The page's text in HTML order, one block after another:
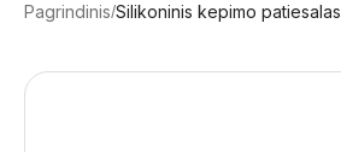
Pagrindinis Silikoninis kepimo patiesalas